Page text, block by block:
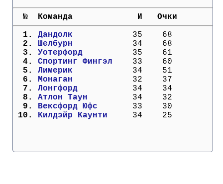
Лига Наций
  №  Команда             И   Очки
  1.
Дандолк
  35    68
  2.
Шелбурн
  34    68
  3.
Уотерфорд
  35    61
  4.
Спортинг Фингэл
  33    60
  5.
Лимерик
  34    51
  6.
Монаган
  32    37
  7.
Лонгфорд
  34    34
  8.
Атлон Таун
  34    32
  9.
Вексфорд Юфс
  33    30
10.
Килдэйр Каунти
  34    25